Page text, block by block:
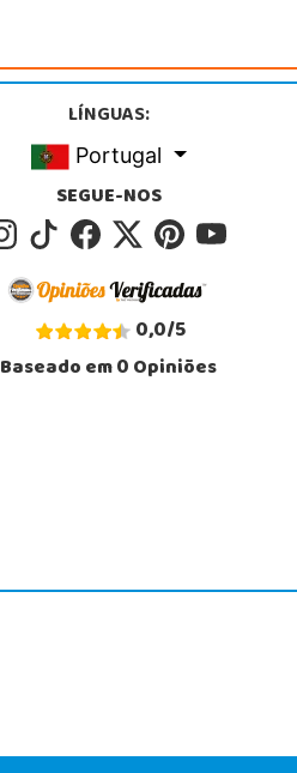
LÍNGUAS:
Portugal
SEGUE-NOS
0,0/5
Baseado em0Opiniões